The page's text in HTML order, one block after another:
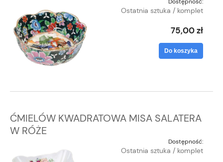
Ostatnia sztuka / komplet
75,00 zł
Do koszyka
ĆMIELÓW KWADRATOWA MISA SALATERA
W RÓŻE
Dostępność:
Ostatnia sztuka / komplet